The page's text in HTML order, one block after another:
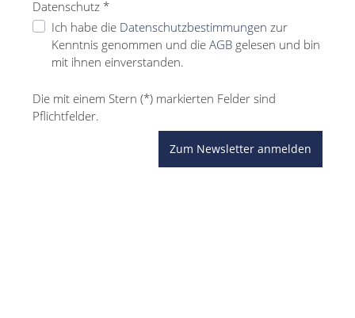
Datenschutz *
Ich habe die Datenschutzbestimmungen zur
Kenntnis genommen und die AGB gelesen und bin
mit ihnen einverstanden.
Die mit einem Stern (*) markierten Felder sind
Pflichtfelder.
Zum Newsletter anmelden